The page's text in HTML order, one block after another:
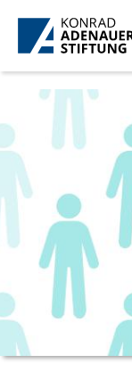
Zum Hauptinhalt